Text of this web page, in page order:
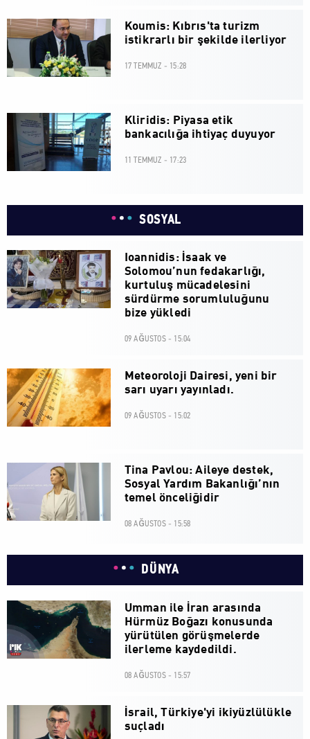
Koumis: Kıbrıs'ta turizm
istikrarlı bir şekilde ilerliyor
17 TEMMUZ - 15:28
Kliridis: Piyasa etik
bankacılığa ihtiyaç duyuyor
11 TEMMUZ - 17:23
SOSYAL
Ioannidis: İsaak ve
Solomou’nun fedakarlığı,
kurtuluş mücadelesini
sürdürme sorumluluğunu
bize yükledi
09 AĞUSTOS - 15:04
Meteoroloji Dairesi, yeni bir
sarı uyarı yayınladı.
09 AĞUSTOS - 15:02
Tina Pavlou: Aileye destek,
Sosyal Yardım Bakanlığı’nın
temel önceliğidir
08 AĞUSTOS - 15:58
DÜNYA
Umman ile İran arasında
Hürmüz Boğazı konusunda
yürütülen görüşmelerde
ilerleme kaydedildi.
08 AĞUSTOS - 15:57
İsrail, Türkiye'yi ikiyüzlülükle
suçladı